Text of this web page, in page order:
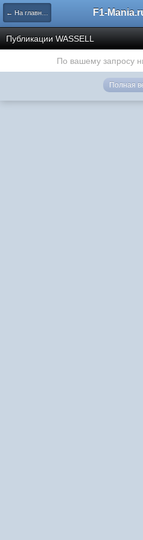
← На главную
Публикации WASSELL
По вашему запросу
Полная